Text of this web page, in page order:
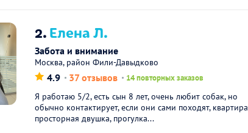
2.Елена Л.
Забота и внимание
Москва, район Фили-Давыдково
4.9 37 отзывов 14 повторных заказов
Я работаю 5/2, есть сын 8 лет, очень любит собак, но
обычно контактирует, если они сами походят, квартира
просторная двушка, прогулка...